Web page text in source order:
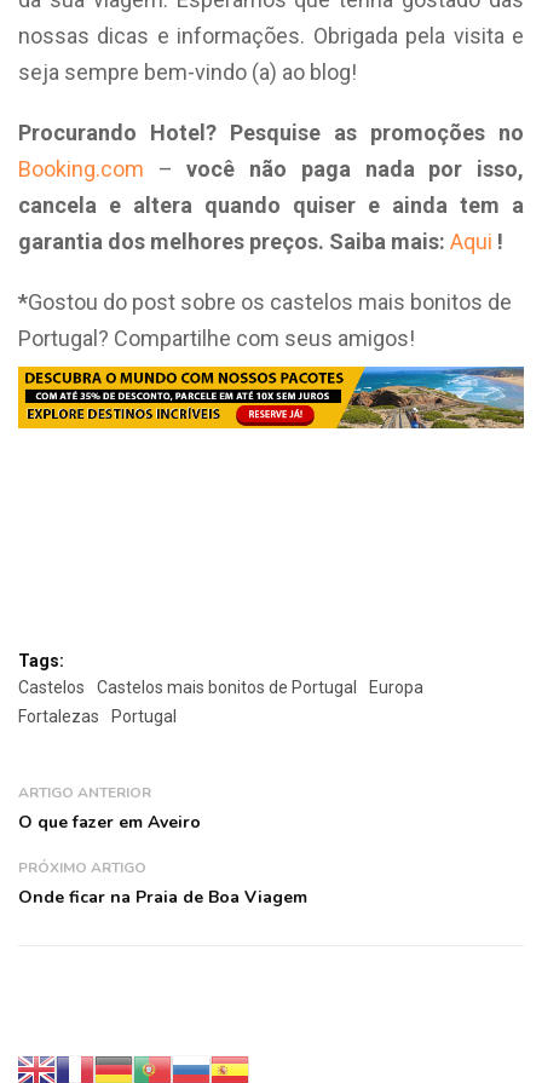
nossas dicas e informações. Obrigada pela visita e
seja sempre bem-vindo (a) ao blog!
Procurando Hotel? Pesquise as promoções no
Booking.com –você não paga nada por isso,
cancela e altera quando quiser e ainda tem a
garantia dos melhores preços. Saiba mais: Aqui !
*Gostou do post sobre os castelos mais bonitos de
Portugal? Compartilhe com seus amigos!
Tags:
Castelos
Castelos mais bonitos de Portugal
Europa
Fortalezas
Portugal
ARTIGO ANTERIOR
O que fazer em Aveiro
PRÓXIMO ARTIGO
Onde ficar na Praia de Boa Viagem